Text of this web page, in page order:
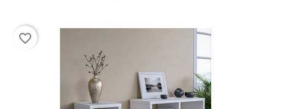
favorite_border